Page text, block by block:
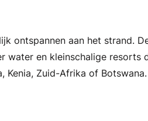
ontspannen aan het strand.
water en kleinschalige
Kenia, Zuid-Afrika of Botswana.